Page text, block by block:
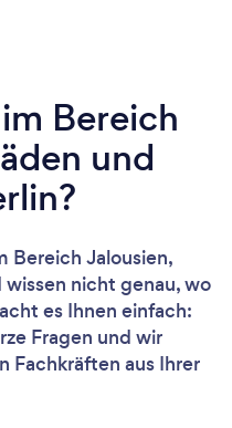
Bereich
und
Bereich Jalousien,
nicht genau, wo
es Ihnen einfach:
Fragen und wir
Fachkräften aus Ihrer